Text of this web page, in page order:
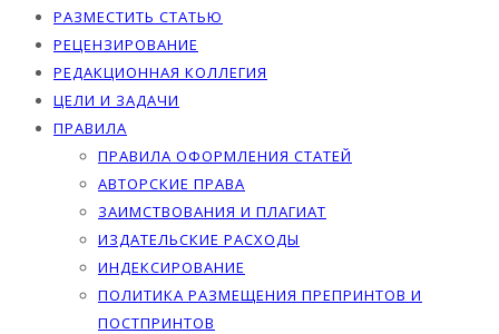
РАЗМЕСТИТЬ СТАТЬЮ
РЕЦЕНЗИРОВАНИЕ
РЕДАКЦИОННАЯ КОЛЛЕГИЯ
ЦЕЛИ И ЗАДАЧИ
ПРАВИЛА
ПРАВИЛА ОФОРМЛЕНИЯ СТАТЕЙ
АВТОРСКИЕ ПРАВА
ЗАИМСТВОВАНИЯ И ПЛАГИАТ
ИЗДАТЕЛЬСКИЕ РАСХОДЫ
ИНДЕКСИРОВАНИЕ
ПОЛИТИКА РАЗМЕЩЕНИЯ ПРЕПРИНТОВ И
ПОСТПРИНТОВ